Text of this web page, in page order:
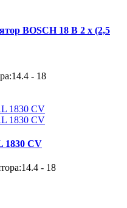
BOSCH 18 B 2 x (2,5
14.4 - 18
1830 CV
14.4 - 18